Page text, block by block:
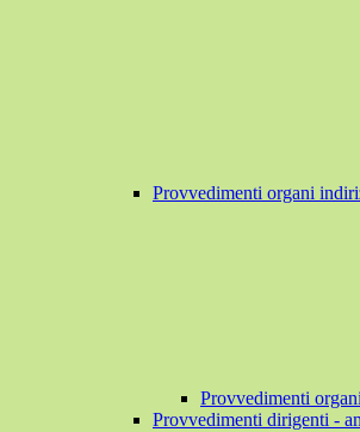
Provvedimenti organi
Provvedimenti
Provvedimenti dirigenti -